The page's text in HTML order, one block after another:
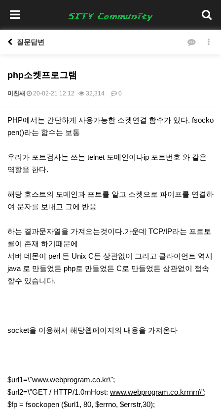
질문답변
php소켓프로그램
미친새 20-02-21 12:12 32,314 0
본문
PHP에서는 간단하게 사용가능한 소켓연결 함수가 있다. fsocko
pen()라는 함수는 보통
우리가 포트검사는 쓰는 telnet 도메인이나ip 포트번호 와 같은
역할을 한다.
해당 호스트의 도메인과 포트를 알고 소켓으로 파이프를 연결하
여 문자를 보내고 그에 반응
하는 결과문자열을 가져오는것이다.가운데 TCP/IP라는 프로토
콜이 존재 하기때문에
서버 데몬이 perl 든 Unix C든 상관없이 그리고 클라이언트 역시
java 로 만들었든 php로 만들었든 C로 만들었든 상관없이 접속
할수 있습니다.
socket을 이용해서 해당웹페이지의 내용을 가져온다
$url1=\"www.webprogram.co.kr\";
$url2=\"GET / HTTP/1.0rnHost: www.webprogram.co.krrnrn\";
$fp = fsockopen ($url1, 80, $errno, $errstr,30);